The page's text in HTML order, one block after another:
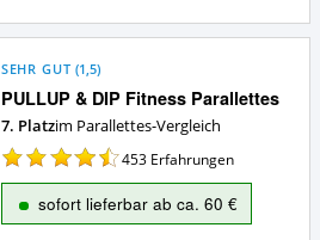
PULLUP & DIP Fitness Parallettes
SEHR GUT (1,5)
7. Platzim Parallettes-Vergleich
453 Erfahrungen
sofort lieferbar ab ca. 60 €